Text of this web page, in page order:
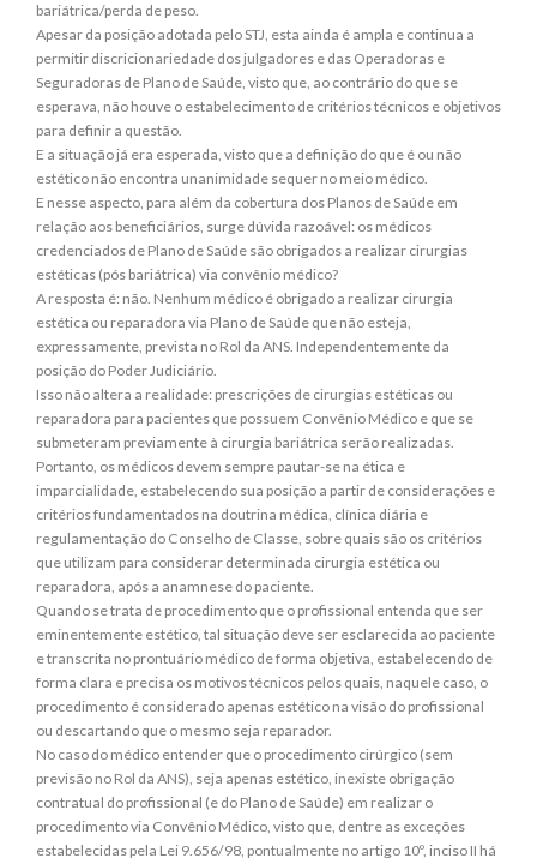
bariátrica/perda de peso.
Apesar da posição adotada pelo STJ, esta ainda é ampla e continua a
permitir discricionariedade dos julgadores e das Operadoras e
Seguradoras de Plano de Saúde, visto que, ao contrário do que se
esperava, não houve o estabelecimento de critérios técnicos e objetivos
para definir a questão.
E a situação já era esperada, visto que a definição do que é ou não
estético não encontra unanimidade sequer no meio médico.
E nesse aspecto, para além da cobertura dos Planos de Saúde em
relação aos beneficiários, surge dúvida razoável: os médicos
credenciados de Plano de Saúde são obrigados a realizar cirurgias
estéticas (pós bariátrica) via convênio médico?
A resposta é: não. Nenhum médico é obrigado a realizar cirurgia
estética ou reparadora via Plano de Saúde que não esteja,
expressamente, prevista no Rol da ANS. Independentemente da
posição do Poder Judiciário.
Isso não altera a realidade: prescrições de cirurgias estéticas ou
reparadora para pacientes que possuem Convênio Médico e que se
submeteram previamente à cirurgia bariátrica serão realizadas.
Portanto, os médicos devem sempre pautar-se na ética e
imparcialidade, estabelecendo sua posição a partir de considerações e
critérios fundamentados na doutrina médica, clínica diária e
regulamentação do Conselho de Classe, sobre quais são os critérios
que utilizam para considerar determinada cirurgia estética ou
reparadora, após a anamnese do paciente.
Quando se trata de procedimento que o profissional entenda que ser
eminentemente estético, tal situação deve ser esclarecida ao paciente
e transcrita no prontuário médico de forma objetiva, estabelecendo de
forma clara e precisa os motivos técnicos pelos quais, naquele caso, o
procedimento é considerado apenas estético na visão do profissional
ou descartando que o mesmo seja reparador.
No caso do médico entender que o procedimento cirúrgico (sem
previsão no Rol da ANS), seja apenas estético, inexiste obrigação
contratual do profissional (e do Plano de Saúde) em realizar o
procedimento via Convênio Médico, visto que, dentre as exceções
estabelecidas pela Lei 9.656/98, pontualmente no artigo 10º, inciso II há